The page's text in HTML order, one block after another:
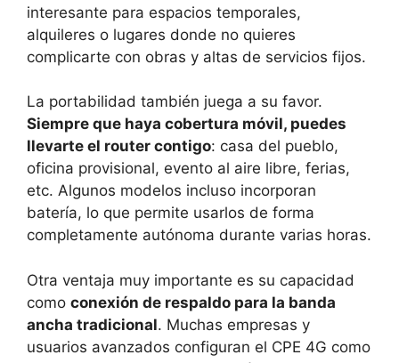
interesante para espacios temporales,
alquileres o lugares donde no quieres
complicarte con obras y altas de servicios fijos.
La portabilidad también juega a su favor.
Siempre que haya cobertura móvil, puedes
llevarte el router contigo: casa del pueblo,
oficina provisional, evento al aire libre, ferias,
etc. Algunos modelos incluso incorporan
batería, lo que permite usarlos de forma
completamente autónoma durante varias horas.
Otra ventaja muy importante es su capacidad
como conexión de respaldo para la banda
ancha tradicional. Muchas empresas y
usuarios avanzados configuran el CPE 4G como